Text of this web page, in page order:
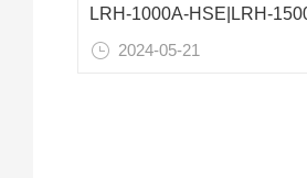
2024-05-21